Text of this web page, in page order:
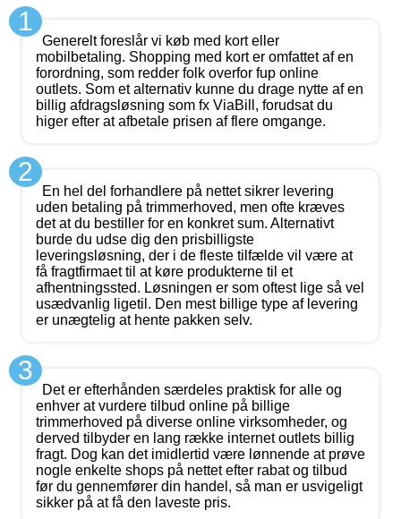
1
Generelt foreslår vi køb med kort eller
mobilbetaling. Shopping med kort er omfattet af en
forordning, som redder folk overfor fup online
outlets. Som et alternativ kunne du drage nytte af en
billig afdragsløsning som fx ViaBill, forudsat du
higer efter at afbetale prisen af flere omgange.
2
En hel del forhandlere på nettet sikrer levering
uden betaling på trimmerhoved, men ofte kræves
det at du bestiller for en konkret sum. Alternativt
burde du udse dig den prisbilligste
leveringsløsning, der i de fleste tilfælde vil være at
få fragtfirmaet til at køre produkterne til et
afhentningssted. Løsningen er som oftest lige så vel
usædvanlig ligetil. Den mest billige type af levering
er unægtelig at hente pakken selv.
3
Det er efterhånden særdeles praktisk for alle og
enhver at vurdere tilbud online på billige
trimmerhoved på diverse online virksomheder, og
derved tilbyder en lang række internet outlets billig
fragt. Dog kan det imidlertid være lønnende at prøve
nogle enkelte shops på nettet efter rabat og tilbud
før du gennemfører din handel, så man er usvigeligt
sikker på at få den laveste pris.